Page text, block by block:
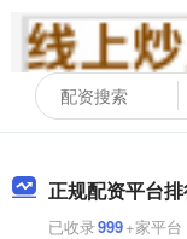
正规配资平台
已收录999+家平台